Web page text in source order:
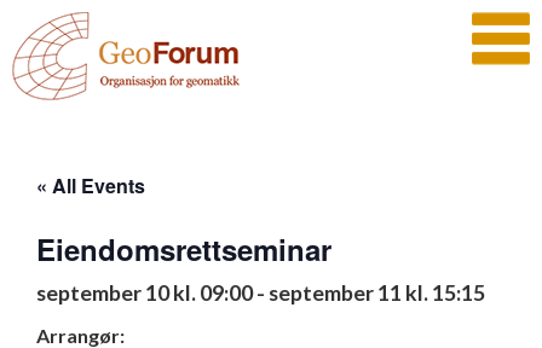
« All Events
Eiendomsrettseminar
september 10 kl. 09:00- september 11 kl. 15:15
Arrangør: